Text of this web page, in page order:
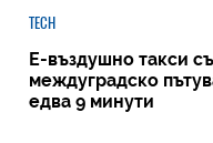
TECH
Е-въздушно такси
междуградско
едва 9 минути